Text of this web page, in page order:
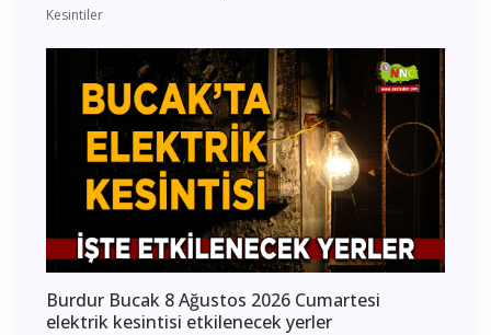
Kesintiler
Burdur Bucak 8 Ağustos 2026 Cumartesi
elektrik kesintisi etkilenecek yerler